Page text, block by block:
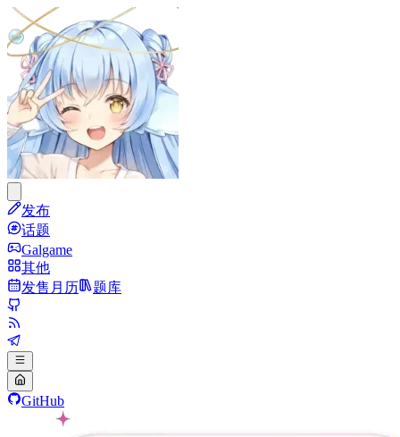
发布
话题
Galgame
其他
发售月历
题库
GitHub